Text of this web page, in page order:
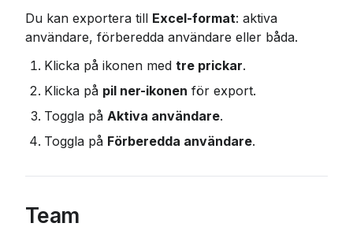
Du kan exportera till Excel-format: aktiva
användare, förberedda användare eller båda.
Klicka på ikonen med tre prickar.
Klicka på pil ner-ikonen för export.
Toggla på Aktiva användare.
Toggla på Förberedda användare.
Team